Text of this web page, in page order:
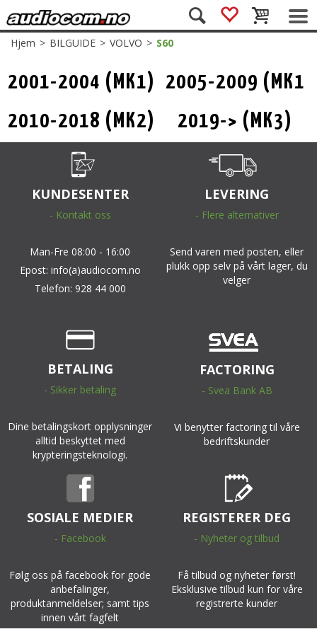
Hjem>BILGUIDE>VOLVO>S60
2001-2004 (MK1)
2005-2009 (MK1
Facelift)
2010-2018 (MK2) 2019-> (MK3)
KUNDESENTER
- Kontakt oss
Man-Fre 08:00 - 16:00
Epost: info(a)audiocom.no
Telefon: 928 44 000
LEVERING
- Flere alternativer
Send varen med posten, eller
plukk opp selv på vårt lager, du
velger
BETALING
- Sikker betaling
Dine betalingskort opplysninger
alltid beskyttet med
krypteringsteknologi.
FACTORING
- Svea Bank AB
Vi benytter factoring til våre
bedriftskunder
SOSIALE MEDIER
- Facebook
Følg oss på facebook for gode
anbefalinger,
produktanmeldelser; samt tips
innen vårt fagfelt
REGISTERER DEG
- Nyheter og tilbud
Få tilbud og nyheter først!
Eksklusive tilbud kun for våre
registrerte kunder